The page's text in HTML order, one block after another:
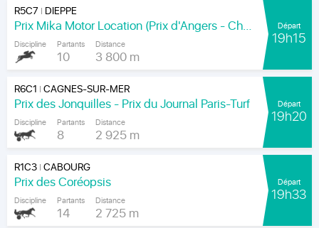
R5C7 | DIEPPE
Prix Mika Motor Location (Prix d'Angers - Chamionnat Paris-Turf des Apprentis-Jeunes-Jockeys)
Discipline Partants
10
Distance
3 800 m
Départ
19h15
R6C1 |CAGNES-SUR-MER
Prix des Jonquilles - Prix du Journal Paris-Turf
Discipline Partants
8
Distance
2 925 m
Départ
19h20
R1C3|CABOURG
Prix des Coréopsis
Discipline Partants
14
Distance
2 725 m
Départ
19h33